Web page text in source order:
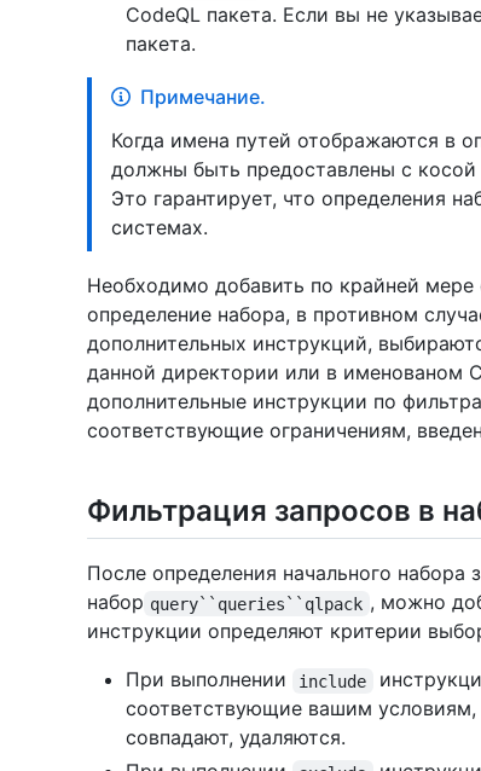
CodeQL пакета. Если вы не
пакета.
Примечание.
Когда имена путей отображаются в
должны быть предоставлены с косой
Это гарантирует, что определения
системах.
Необходимо добавить по крайней мере
определение набора, в противном
дополнительных инструкций,
данной директории или в именованом
дополнительные инструкции по
соответствующие ограничениям,
Фильтрация запросов в
После определения начального набора
набор query``queries``qlpack , можно
инструкции определяют критерии
При выполнении
include
соответствующие вашим
совпадают, удаляются.